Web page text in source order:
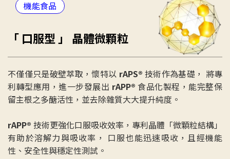
機能食品
「 口服型 」 晶體微顆粒
不僅僅只是破壁萃取，懷特以 rAPS® 技術作為基礎， 將專
利轉型應用，進一步發展出 rAPP® 食品化製程，能完整保
留主根之多醣活性，並去除雜質大大提升純度。
rAPP® 技術更強化口服吸收效率，專利晶體「微顆粒結構」
有助於溶解力與吸收率， 口服也能迅速吸收，且經機能
性、安全性與穩定性測試。